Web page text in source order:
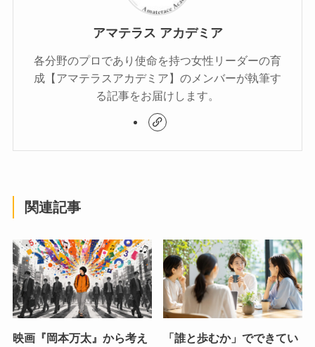
アマテラス アカデミア
各分野のプロであり使命を持つ女性リーダーの育
成【アマテラスアカデミア】のメンバーが執筆す
る記事をお届けします。
関連記事
映画『岡本万太』から考え 「誰と歩むか」でできてい